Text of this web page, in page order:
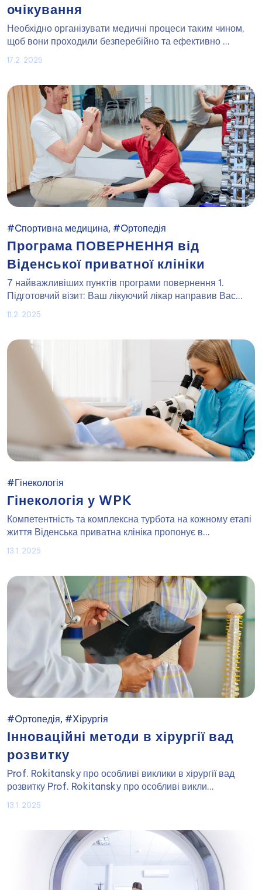
очікування
Необхідно організувати медичні процеси таким чином,
щоб вони проходили безперебійно та ефективно ...
17.2. 2025
#Cпортивна медицина, #Oртопедія
Програма ПОВЕРНЕННЯ від
Віденської приватної клініки
7 найважливіших пунктів програми повернення 1.
Підготовчий візит: Ваш лікуючий лікар направив Вас...
11.2. 2025
#Гінекологія
Гінекологія у WPK
Компетентність та комплексна турбота на кожному етапі
життя Віденська приватна клініка пропонує в...
13.1. 2025
#Oртопедія, #Xірургія
Інноваційні методи в хірургії вад
розвитку
Prof. Rokitansky про особливі виклики в хірургії вад
розвитку Prof. Rokitansky про особливі викли...
13.1. 2025